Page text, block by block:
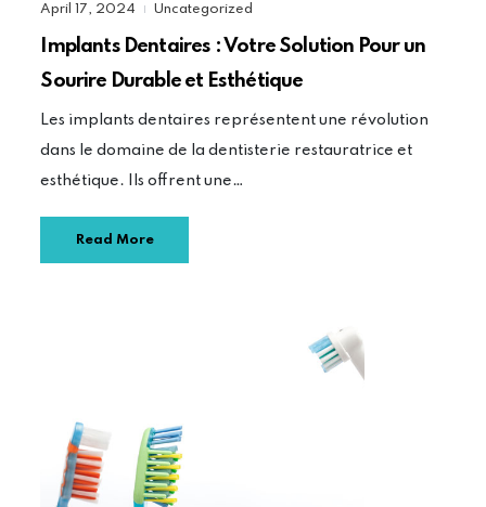
April 17, 2024 Uncategorized
Implants Dentaires : Votre Solution Pour un
Sourire Durable et Esthétique
Les implants dentaires représentent une révolution
dans le domaine de la dentisterie restauratrice et
esthétique. Ils offrent une…
Read More